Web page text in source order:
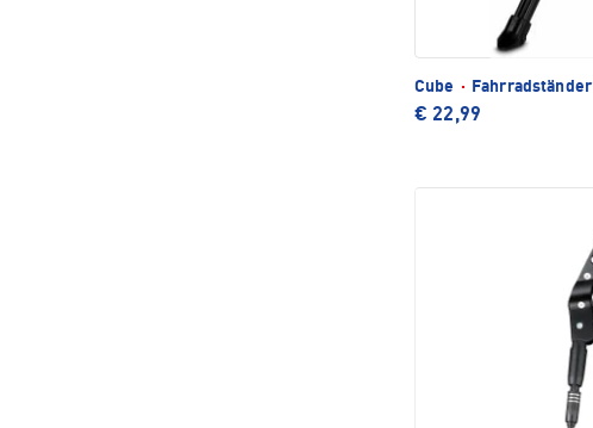
Cube · Fahrradständer
€ 22,99